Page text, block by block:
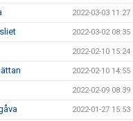
2022-03-03 11:27
2022-03-02 08:35
2022-02-10 15:24
2022-02-10 14:55
2022-02-09 08:39
2022-01-27 15:53